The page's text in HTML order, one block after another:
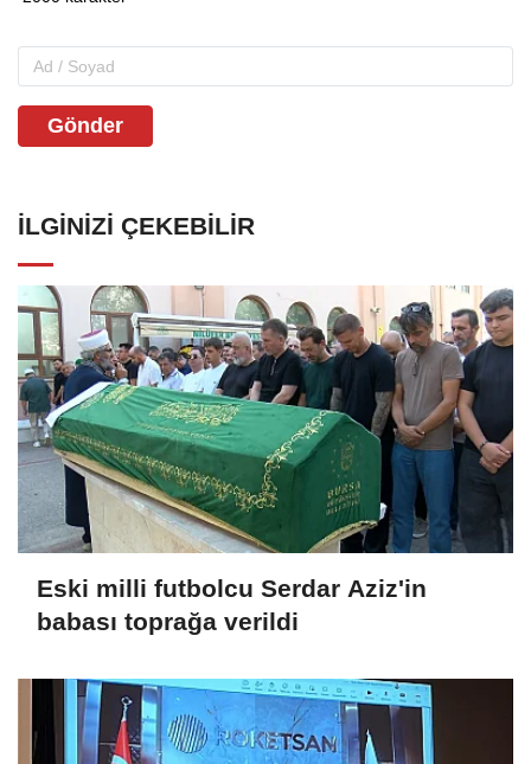
Gönder
İLGINIZI ÇEKEBILIR
Eski milli futbolcu Serdar Aziz'in
babası toprağa verildi